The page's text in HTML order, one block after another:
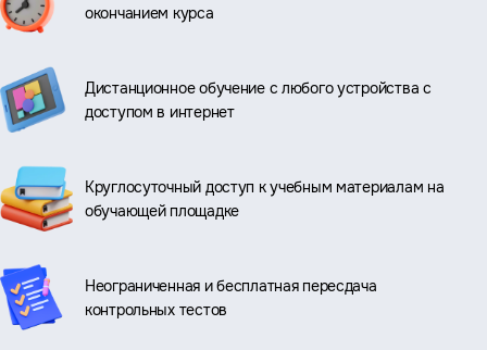
окончанием курса
Дистанционное обучение с любого устройства с
доступом в интернет
Круглосуточный доступ к учебным материалам на
обучающей площадке
Неограниченная и бесплатная пересдача
контрольных тестов